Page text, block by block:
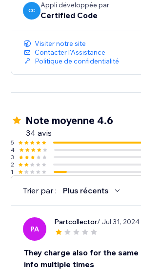
CC
Appli développée par
Certified Code
Visiter notre site
Contacter l'Assistance
Politique de confidentialité
Note moyenne 4.6
34 avis
5
4
3
2
1
Trier par : Plus récents
PA
Partcollector/ Jul 31, 2024
They charge also for the
info multiple times